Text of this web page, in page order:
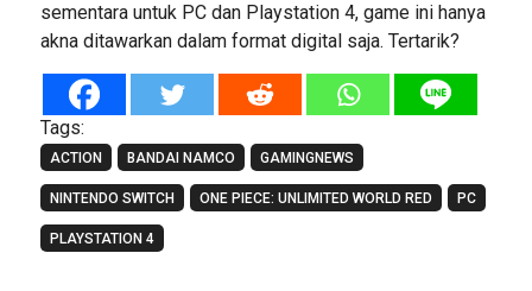
sementara untuk PC dan Playstation 4, game ini hanya
akna ditawarkan dalam format digital saja. Tertarik?
Tags:
ACTION BANDAI NAMCO GAMINGNEWS
NINTENDO SWITCH ONE PIECE: UNLIMITED WORLD RED PC
PLAYSTATION 4